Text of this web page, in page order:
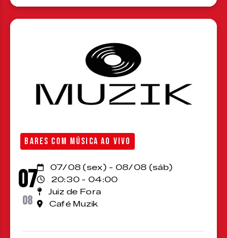
BARES COM MÚSICA AO VIVO
07
08
07/08 (sex) - 08/08 (sáb)
20:30 - 04:00
Juiz de Fora
Café Muzik